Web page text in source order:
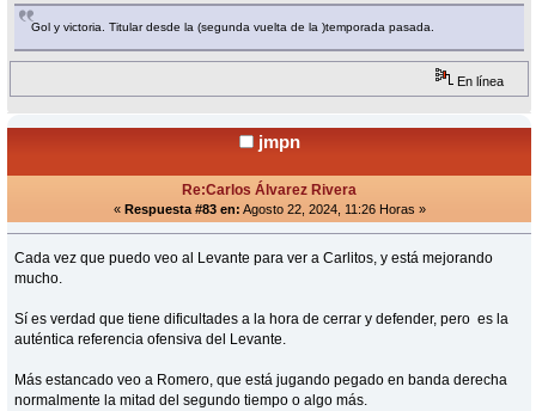
Gol y victoria. Titular desde la (segunda vuelta de la )temporada pasada.
En línea
jmpn
Re:Carlos Álvarez Rivera
« Respuesta #83 en: Agosto 22, 2024, 11:26 Horas »
Cada vez que puedo veo al Levante para ver a Carlitos, y está mejorando
mucho.
Sí es verdad que tiene dificultades a la hora de cerrar y defender, pero es la
auténtica referencia ofensiva del Levante.
Más estancado veo a Romero, que está jugando pegado en banda derecha
normalmente la mitad del segundo tiempo o algo más.